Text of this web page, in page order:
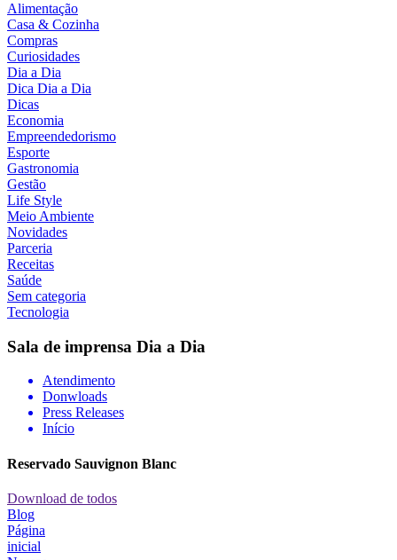
Alimentação
Casa & Cozinha
Compras
Curiosidades
Dia a Dia
Dica Dia a Dia
Dicas
Economia
Empreendedorismo
Esporte
Gastronomia
Gestão
Life Style
Meio Ambiente
Novidades
Parceria
Receitas
Saúde
Sem categoria
Tecnologia
Sala de imprensa Dia a Dia
Atendimento
Donwloads
Press Releases
Início
Reservado Sauvignon Blanc
Download de todos
Blog
Página
inicial